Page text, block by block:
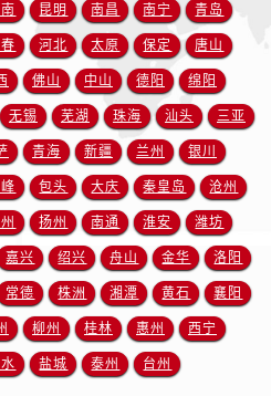
河南省漯河市源汇区交通路售后服务中心（需提前预约）
河南省南阳市宛城区范蠡东路与南都路交叉口售后服务中心（需提前预约）
河南省平顶山市卫东区建设路售后服务中心（需提前预约）
河南省濮阳市大华龙区开州路绿城路交叉口售后服务中心（需提前预约）
河南省三门峡市湖滨区和平路售后服务中心（需提前预约）
河南省商丘市梁园区神火大道售后服务中心（需提前预约）
河南省新乡市红旗区人民路售后服务中心（需提前预约）
河南省信阳市浉河区东方红大道售后服务中心（需提前预约）
河南省许昌市魏都区建安大道与八龙路交叉口售后服务中心（需提前预约）
河南省郑州市二七区民主路10号华润大厦29层2905室售后服务中心（需提前预约）
河南省周口市川汇区七一路售后服务中心（需提前预约）
昆明 南昌 南宁 青岛
河北 太原 保定 唐山
佛山 中山 德阳 绵阳
无锡 芜湖 珠海 汕头 三亚
青海 新疆 兰州 银川
包头 大庆 秦皇岛 沧州
扬州 南通 淮安 潍坊
嘉兴 绍兴 舟山 金华 洛阳
常德 株洲 湘潭 黄石 襄阳
柳州 桂林 惠州 西宁
盐城 泰州 台州